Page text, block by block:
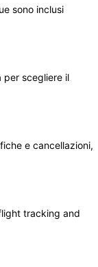
sono inclusi
per scegliere il
e cancellazioni,
tracking and